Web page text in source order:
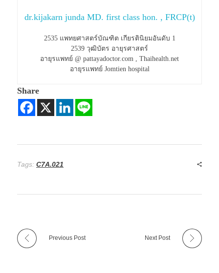
dr.kijakarn junda MD. first class hon. , FRCP(t)
2535 แพทยศาสตร์บัณฑิต เกียรตินิยมอันดับ 1
2539 วุฒิบัตร อายุรศาสตร์
อายุรแพทย์ @ pattayadoctor.com , Thaihealth.net
อายุรแพทย์ Jomtien hospital
Share
Tags: C7A.021
Previous Post Next Post